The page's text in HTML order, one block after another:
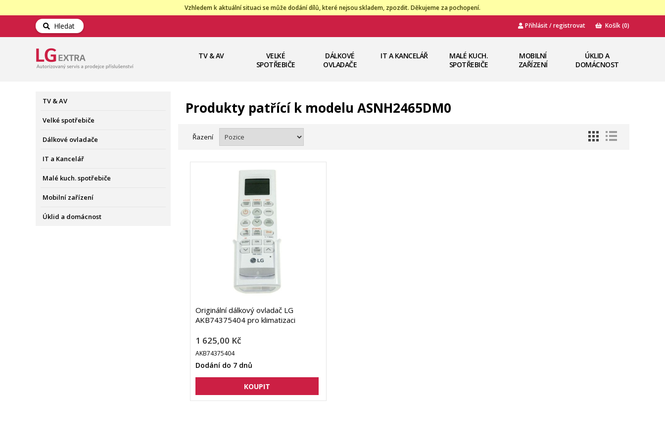
Vzhledem k aktuální situaci se může dodání dílů, které nejsou skladem, zpozdit. Děkujeme za pochopení.
Hledat Přihlásit / registrovat Košík(0)
TV & AV
VELKÉ
SPOTŘEBIČE
DÁLKOVÉ
OVLADAČE
IT A KANCELÁŘ
MALÉ KUCH.
SPOTŘEBIČE
MOBILNÍ
ZAŘÍZENÍ
ÚKLID A
DOMÁCNOST
TV & AV
Velké spotřebiče
Dálkové ovladače
IT a Kancelář
Malé kuch. spotřebiče
Mobilní zařízení
Úklid a domácnost
Produkty patřící k modelu ASNH2465DM0
Řazení
Originální dálkový ovladač LG
AKB74375404 pro klimatizaci
1 625,00 Kč
AKB74375404
Dodání do 7 dnů